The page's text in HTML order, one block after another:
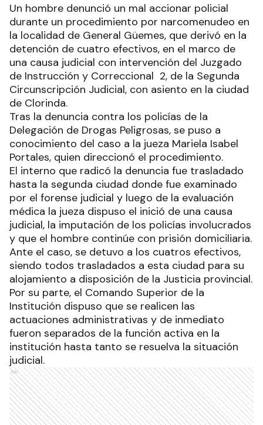
Un hombre denunció un mal accionar policial
durante un procedimiento por narcomenudeo en
la localidad de General Güemes, que derivó en la
detención de cuatro efectivos, en el marco de
una causa judicial con intervención del Juzgado
de Instrucción y Correccional 2, de la Segunda
Circunscripción Judicial, con asiento en la ciudad
de Clorinda.
Tras la denuncia contra los policías de la
Delegación de Drogas Peligrosas, se puso a
conocimiento del caso a la jueza Mariela Isabel
Portales, quien direccionó el procedimiento.
El interno que radicó la denuncia fue trasladado
hasta la segunda ciudad donde fue examinado
por el forense judicial y luego de la evaluación
médica la jueza dispuso el inició de una causa
judicial, la imputación de los policías involucrados
y que el hombre continúe con prisión domiciliaria.
Ante el caso, se detuvo a los cuatros efectivos,
siendo todos trasladados a esta ciudad para su
alojamiento a disposición de la Justicia provincial.
Por su parte, el Comando Superior de la
Institución dispuso que se realicen las
actuaciones administrativas y de inmediato
fueron separados de la función activa en la
institución hasta tanto se resuelva la situación
judicial.
Ads